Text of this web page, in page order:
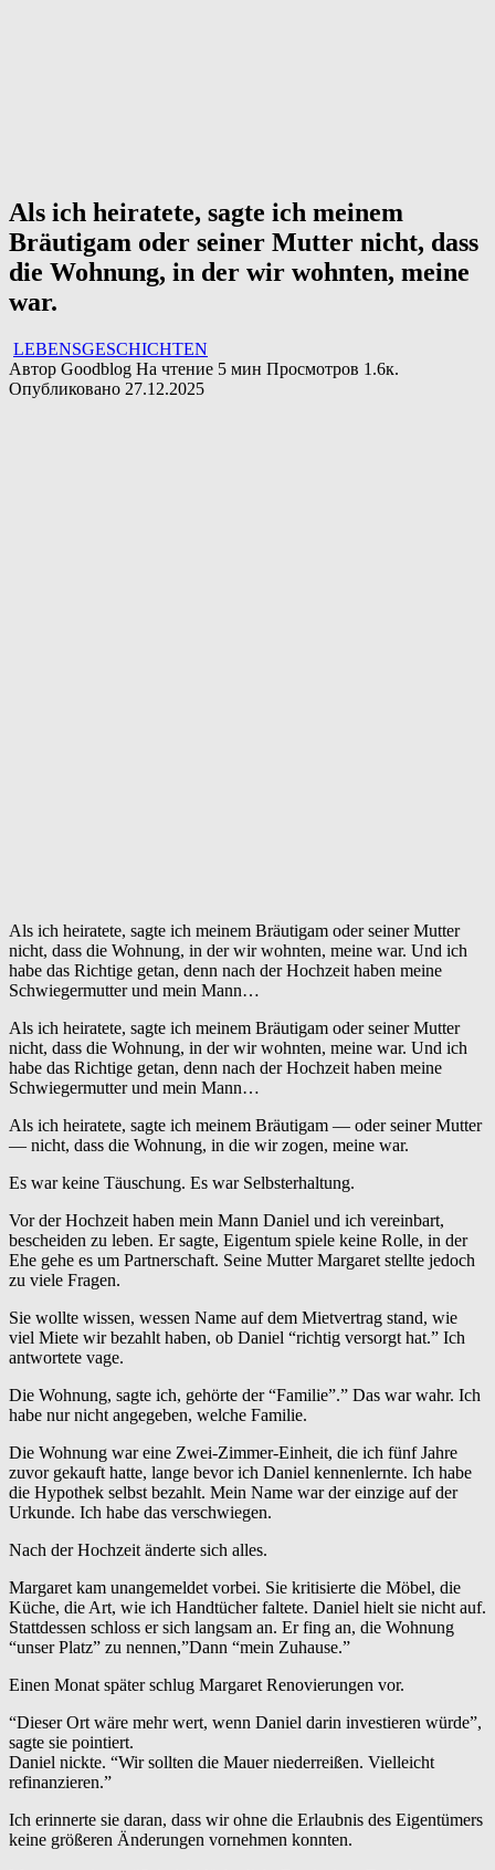
Als ich heiratete, sagte ich meinem
Bräutigam oder seiner Mutter nicht, dass
die Wohnung, in der wir wohnten, meine
war.
LEBENSGESCHICHTEN
Автор Goodblog На чтение 5 мин Просмотров 1.6к.
Опубликовано 27.12.2025
Als ich heiratete, sagte ich meinem Bräutigam oder seiner Mutter
nicht, dass die Wohnung, in der wir wohnten, meine war. Und ich
habe das Richtige getan, denn nach der Hochzeit haben meine
Schwiegermutter und mein Mann…
Als ich heiratete, sagte ich meinem Bräutigam oder seiner Mutter
nicht, dass die Wohnung, in der wir wohnten, meine war. Und ich
habe das Richtige getan, denn nach der Hochzeit haben meine
Schwiegermutter und mein Mann…
Als ich heiratete, sagte ich meinem Bräutigam — oder seiner Mutter
— nicht, dass die Wohnung, in die wir zogen, meine war.
Es war keine Täuschung. Es war Selbsterhaltung.
Vor der Hochzeit haben mein Mann Daniel und ich vereinbart,
bescheiden zu leben. Er sagte, Eigentum spiele keine Rolle, in der
Ehe gehe es um Partnerschaft. Seine Mutter Margaret stellte jedoch
zu viele Fragen.
Sie wollte wissen, wessen Name auf dem Mietvertrag stand, wie
viel Miete wir bezahlt haben, ob Daniel “richtig versorgt hat.” Ich
antwortete vage.
Die Wohnung, sagte ich, gehörte der “Familie”.” Das war wahr. Ich
habe nur nicht angegeben, welche Familie.
Die Wohnung war eine Zwei-Zimmer-Einheit, die ich fünf Jahre
zuvor gekauft hatte, lange bevor ich Daniel kennenlernte. Ich habe
die Hypothek selbst bezahlt. Mein Name war der einzige auf der
Urkunde. Ich habe das verschwiegen.
Nach der Hochzeit änderte sich alles.
Margaret kam unangemeldet vorbei. Sie kritisierte die Möbel, die
Küche, die Art, wie ich Handtücher faltete. Daniel hielt sie nicht auf.
Stattdessen schloss er sich langsam an. Er fing an, die Wohnung
“unser Platz” zu nennen,”Dann “mein Zuhause.”
Einen Monat später schlug Margaret Renovierungen vor.
“Dieser Ort wäre mehr wert, wenn Daniel darin investieren würde”,
sagte sie pointiert.
Daniel nickte. “Wir sollten die Mauer niederreißen. Vielleicht
refinanzieren.”
Ich erinnerte sie daran, dass wir ohne die Erlaubnis des Eigentümers
keine größeren Änderungen vornehmen konnten.